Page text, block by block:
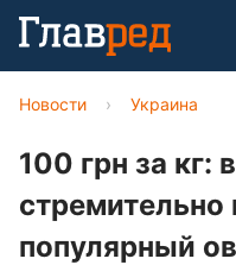
Новости › Украина
100 грн за кг:
популярный